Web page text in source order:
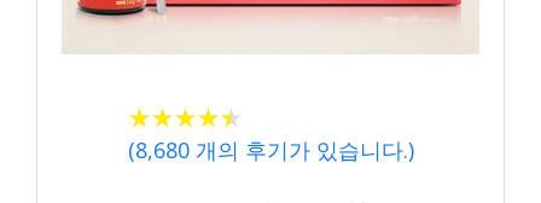
★★★★★
★★★★★
(8,680개의 후기가 있습니다.)